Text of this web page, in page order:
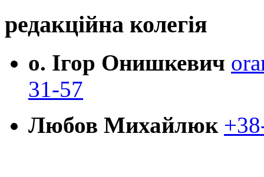
редакційна колегія
о. Ігор Онишкевич
31-57
Любов Михайлюк